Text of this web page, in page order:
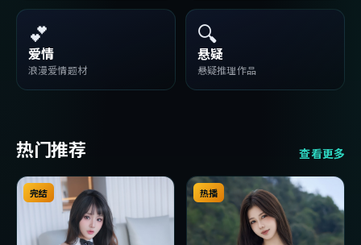
💕
爱情
浪漫爱情题材
🔍
悬疑
悬疑推理作品
热门推荐 查看更多
完结 热播